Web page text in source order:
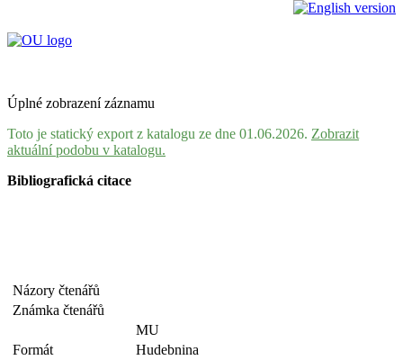
Úplné zobrazení záznamu
Toto je statický export z katalogu ze dne 01.06.2026. Zobrazit
aktuální podobu v katalogu.
Bibliografická citace
Názory čtenářů
Známka čtenářů
MU
Formát
Hudebnina